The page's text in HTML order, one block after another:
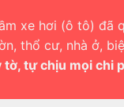
xe hơi (ô tô) đã
thổ cư, nhà ở,
tờ, tự chịu mọi chi